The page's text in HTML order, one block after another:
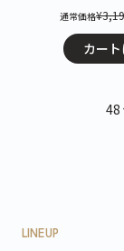
通常価格
カー
48
LINEUP